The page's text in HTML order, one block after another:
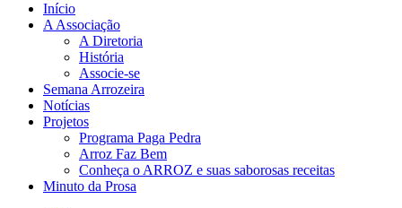
Início
A Associação
A Diretoria
História
Associe-se
Semana Arrozeira
Notícias
Projetos
Programa Paga Pedra
Arroz Faz Bem
Conheça o ARROZ e suas saborosas receitas
Minuto da Prosa